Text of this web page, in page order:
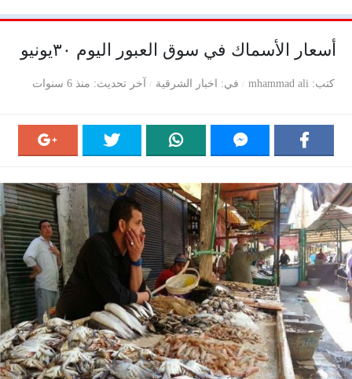
أسعار الأسماك في سوق العبور اليوم ٣٠يونيو
كتب mhammad ali في اخبار الشرقية آخر تحديث منذ 6 سنوات